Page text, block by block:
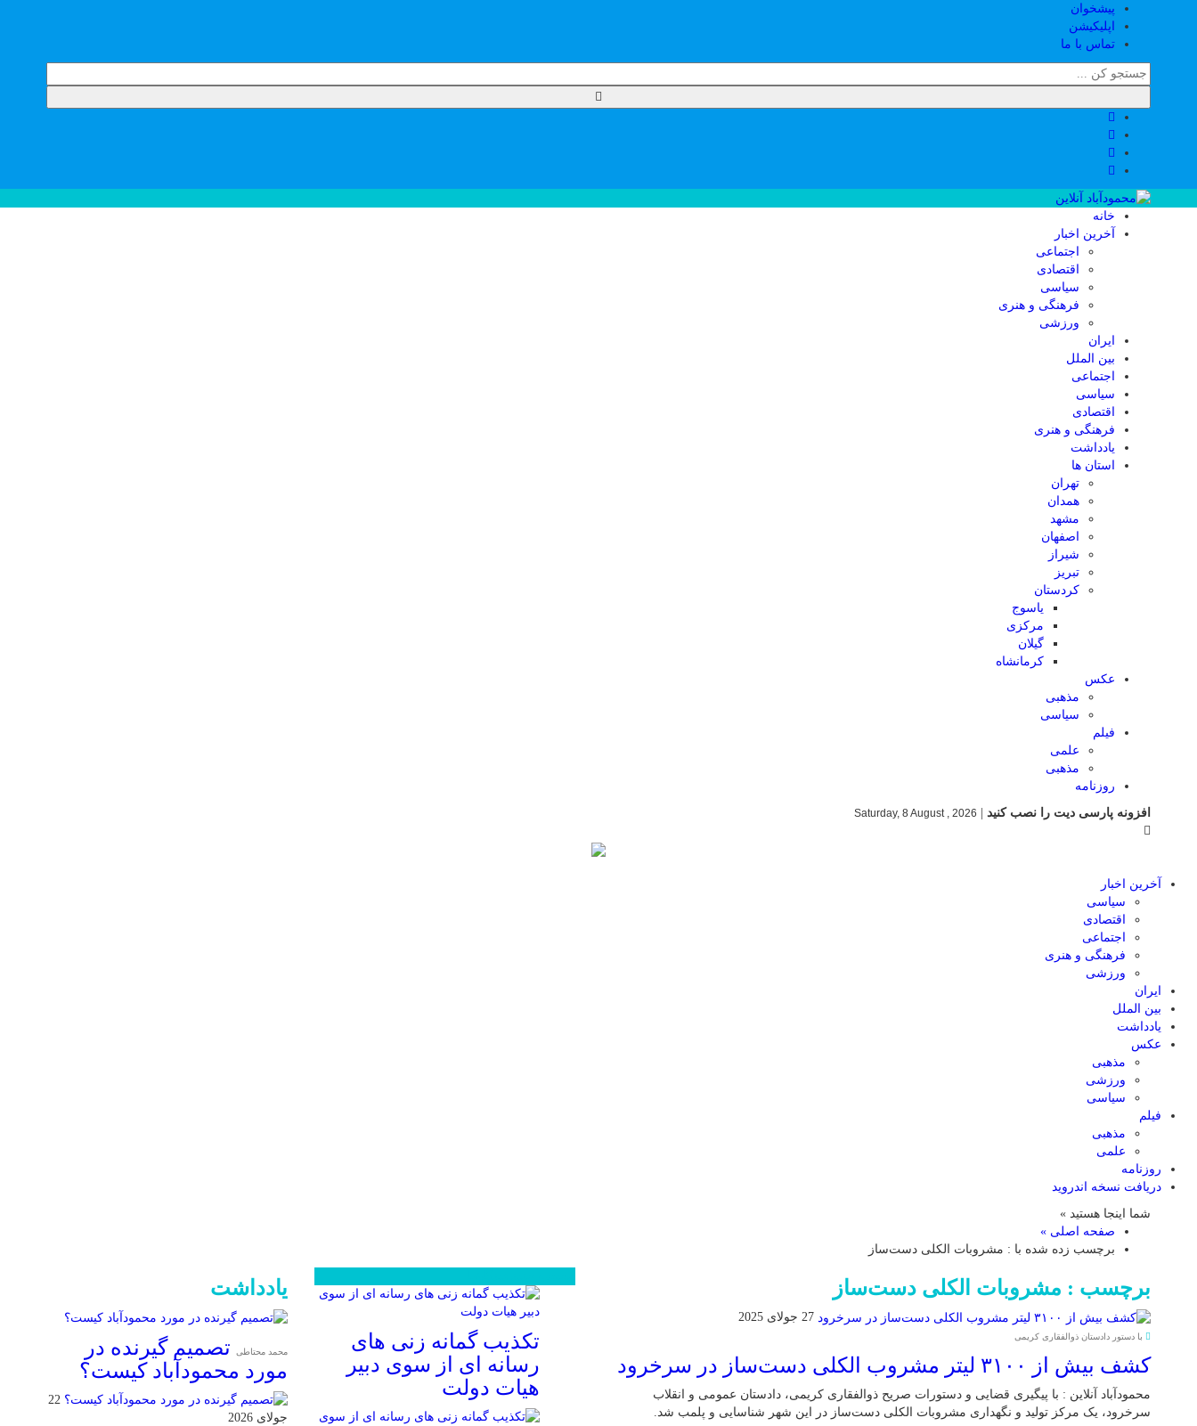
پیشخوان
اپلیکیشن
تماس با ما
خانه
آخرین اخبار
اجتماعی
اقتصادی
سیاسی
فرهنگی و هنری
ورزشی
ایران
بین الملل
اجتماعی
سیاسی
اقتصادی
فرهنگی و هنری
یادداشت
استان ها
تهران
همدان
مشهد
اصفهان
شیراز
تبریز
کردستان
یاسوج
مرکزی
گیلان
کرمانشاه
عکس
مذهبی
سیاسی
فیلم
علمی
مذهبی
روزنامه
افزونه پارسی دیت را نصب کنید
Saturday, 8 August , 2026
آخرین اخبار
سیاسی
اقتصادی
اجتماعی
فرهنگی و هنری
ورزشی
ایران
بین الملل
یادداشت
عکس
مذهبی
ورزشی
سیاسی
فیلم
مذهبی
علمی
روزنامه
دریافت نسخه اندروید
شما اینجا هستید »
صفحه اصلی »
برچسب زده شده با : مشروبات الکلی دست‌ساز
برچسب : مشروبات الکلی دست‌ساز
27 جولای 2025
با دستور دادستان ذوالفقاری کریمی
کشف بیش از ۳۱۰۰ لیتر مشروب الکلی دست‌ساز در سرخرود
محمودآباد آنلاین : با پیگیری‌ قضایی و دستورات صریح ذوالفقاری کریمی، دادستان عمومی و انقلاب
سرخرود، یک مرکز تولید و نگهداری مشروبات الکلی دست‌ساز در این شهر شناسایی و پلمب شد.
تکذیب گمانه زنی های
رسانه ای از سوی دبیر
هیات دولت
یادداشت
محمد محتاطی
تصمیم گیرنده در
مورد محمودآباد کیست؟
22
جولای 2026